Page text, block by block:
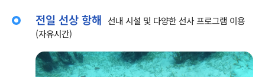
전일 선상 항해 선내 시설 및 다양한 선사 프로그램 이용
(자유시간)